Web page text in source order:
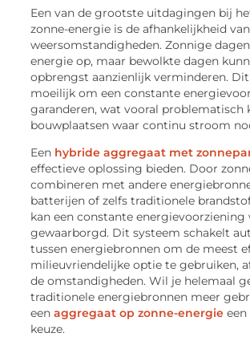
Een van de grootste uitdagingen bij
zonne-energie is de afhankelijkheid van
weersomstandigheden. Zonnige
energie op, maar bewolkte dagen
opbrengst aanzienlijk verminderen.
moeilijk om een constante
garanderen, wat vooral problematisch
bouwplaatsen waar continu stroom
Een hybride aggregaat met
effectieve oplossing bieden. Door
combineren met andere
batterijen of zelfs traditionele
kan een constante energievoorziening
gewaarborgd. Dit systeem schakelt
tussen energiebronnen om de meest
milieuvriendelijke optie te gebruiken,
de omstandigheden. Wil je helemaal
traditionele energiebronnen meer
eenaggregaat op zonne-energie
keuze.